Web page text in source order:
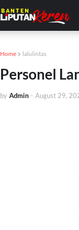
Home lalulintas
Personel
by Admin - August 29,